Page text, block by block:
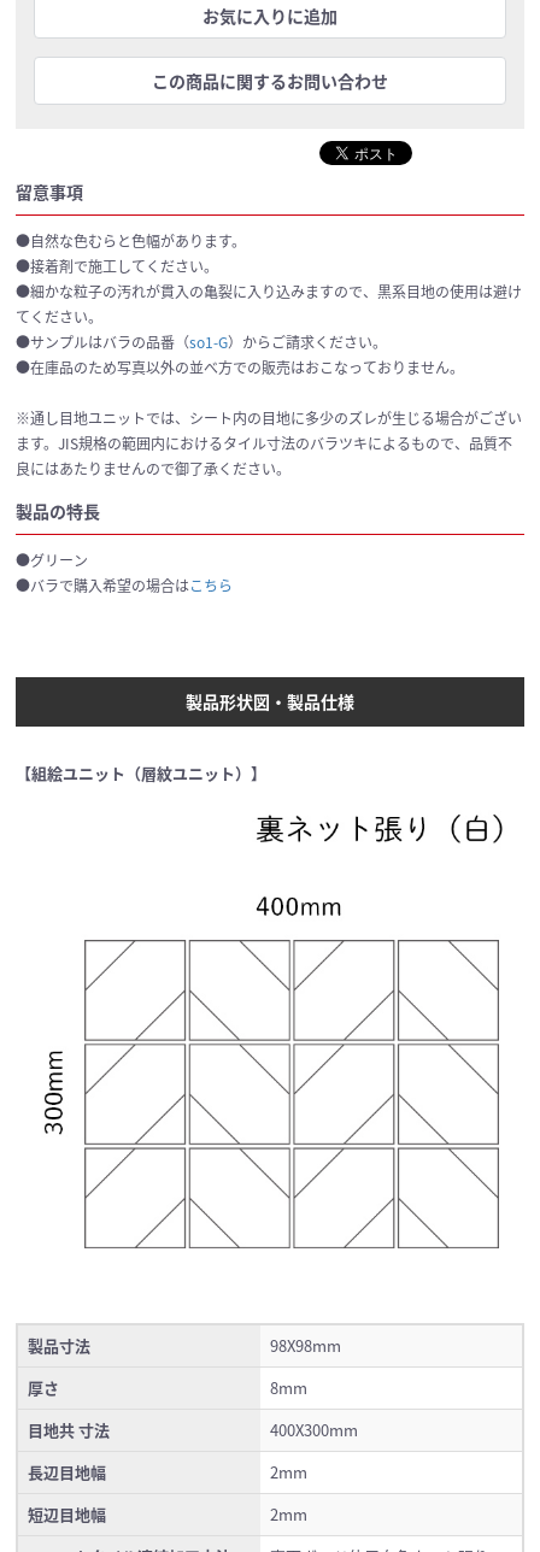
お気に入りに追加
この商品に関するお問い合わせ
留意事項
●自然な色むらと色幅があります。
●接着剤で施工してください。
●細かな粒子の汚れが貫入の亀裂に入り込みますので、黒系目地の使用は避け
てください。
●サンプルはバラの品番（so1-G）からご請求ください。
●在庫品のため写真以外の並べ方での販売はおこなっておりません。
※通し目地ユニットでは、シート内の目地に多少のズレが生じる場合がござい
ます。JIS規格の範囲内におけるタイル寸法のバラツキによるもので、品質不
良にはあたりませんので御了承ください。
製品の特長
●グリーン
●バラで購入希望の場合はこちら
製品形状図・製品仕様
【組絵ユニット（層紋ユニット）】
製品寸法
98X98mm
厚さ
8mm
目地共 寸法
400X300mm
長辺目地幅
2mm
短辺目地幅
2mm